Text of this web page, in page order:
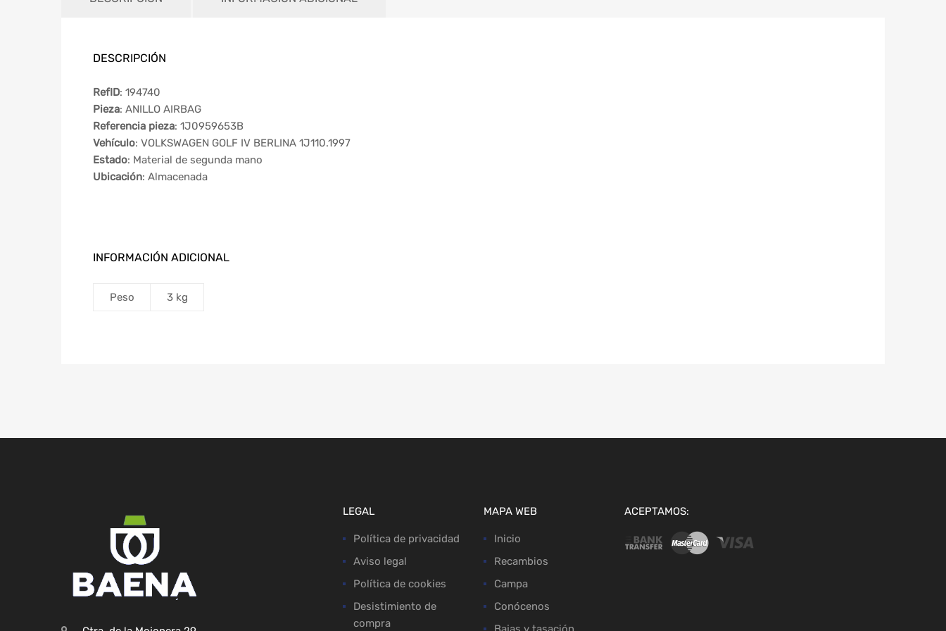
DESCRIPCIÓN
RefID: 194740
Pieza: ANILLO AIRBAG
Referencia pieza: 1J0959653B
Vehículo: VOLKSWAGEN GOLF IV BERLINA 1J110.1997
Estado: Material de segunda mano
Ubicación: Almacenada
INFORMACIÓN ADICIONAL
Peso 3 kg
LEGAL
Política de privacidad
Aviso legal
Política de cookies
Desistimiento de
compra
MAPA WEB
Inicio
Recambios
Campa
Conócenos
ACEPTAMOS: